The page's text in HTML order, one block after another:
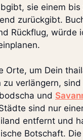
sie einem bis
zurückgibt.
Rückflug, würde
Orte, um Dein
zu verlängern, sind
und
sind nur
entfernt und
Botschaft. Die